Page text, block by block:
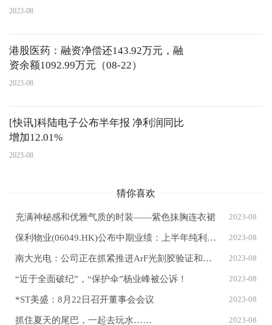
2023-08
港股医药：融资净偿还143.92万元，融
资余额1092.99万元（08-22）
2023-08
[快讯]科陆电子公布半年报 净利润同比
增加12.01%
2023-08
猜你喜欢
充满神秘感和优雅气质的时装——紫色抹胸连衣裙 2023-08
保利物业(06049.HK)公布中期业绩：上半年纯利增21.5%至7.64亿元 物业管理服务收入同比增长21.8% 2023-08
南大光电：公司正在抓紧推进ArF光刻胶验证和市场拓展工作，力争早日实现规模量产 2023-08
“近于全面破纪”，“保护伞”杨业峰被公诉！ 2023-08
*ST美盛：8月22日召开董事会会议 2023-08
抓住夏天的尾巴，一起去玩水…… 2023-08